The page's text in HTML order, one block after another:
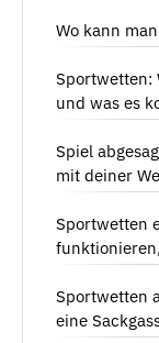
Wo kann
Sportwetten:
und was es
Spiel
mit deiner
Sportwetten
Sportwetten
eine